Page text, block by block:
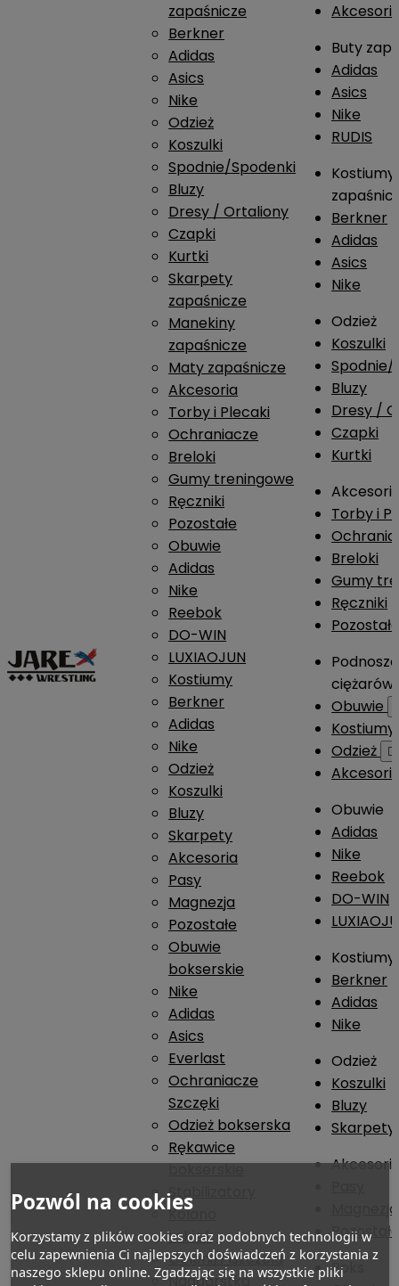
zapaśnicze
Berkner
Adidas
Asics
Nike
Odzież
Koszulki
Spodnie/Spodenki
Bluzy
Dresy / Ortaliony
Czapki
Kurtki
Skarpety
zapaśnicze
Manekiny
zapaśnicze
Maty zapaśnicze
Akcesoria
Torby i Plecaki
Ochraniacze
Breloki
Gumy treningowe
Ręczniki
Pozostałe
Obuwie
Adidas
Nike
Reebok
DO-WIN
LUXIAOJUN
Kostiumy
Berkner
Adidas
Nike
Odzież
Koszulki
Bluzy
Skarpety
Akcesoria
Pasy
Magnezja
Pozostałe
Obuwie
bokserskie
Nike
Adidas
Asics
Everlast
Ochraniacze
Szczęki
Odzież bokserska
Rękawice
bokserskie
Stabilizatory
Kolano
Łokieć
Goleni/Piszczela
Nadgarstka
Buty
Adidas
Asics
Nike
RUDIS
Kostiumy
Berkner
Adidas
Asics
Nike
Odzież
Koszulki
Spodnie/
Bluzy
Dresy /
Czapki
Kurtki
Torby i
Breloki
Gumy
Ręczniki
ciężarów
Obuwie
Kostiumy
Odzież

Obuwie
Adidas
Nike
Reebok
DO-WIN
Kostiumy
Berkner
Adidas
Nike
Odzież
Koszulki
Bluzy
Skarpety
Magnezja
Boks
Pozwól na cookies
Korzystamy z plików cookies oraz podobnych technologii w
celu zapewnienia Ci najlepszych doświadczeń z korzystania z
naszego sklepu online. Zgadzając się na wszystkie pliki